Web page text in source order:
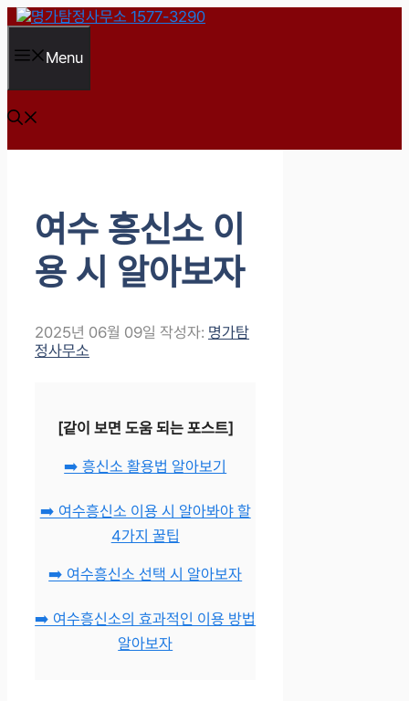
컨
츠
건
너
뛰
Menu
여수 흥신소 이
용 시 알아보자
2025년 06월 09일 작성자: 명가탐
정사무소
[같이 보면 도움 되는 포스트]
➡️ 흥신소 활용법 알아보기
➡️ 여수흥신소 이용 시 알아봐야 할
4가지 꿀팁
➡️ 여수흥신소 선택 시 알아보자
➡️ 여수흥신소의 효과적인 이용 방법
알아보자